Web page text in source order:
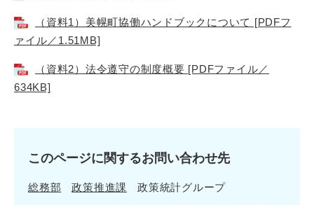
（資料1）美幌町協働ハンドブックについて [PDFフ
ァイル／1.51MB]
（資料2）法令遵守の制度概要 [PDFファイル／
634KB]
このページに関するお問い合わせ先
総務部 政策推進課 政策統計グループ